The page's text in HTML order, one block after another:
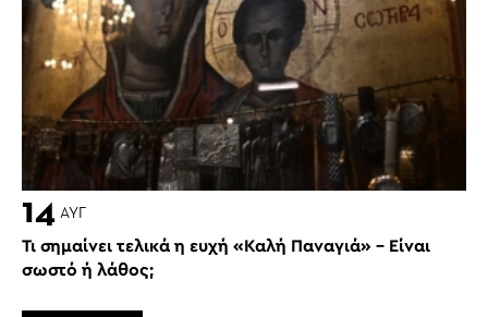
14 ΑΥΓ
Τι σημαίνει τελικά η ευχή «Καλή Παναγιά» – Είναι
σωστό ή λάθος;